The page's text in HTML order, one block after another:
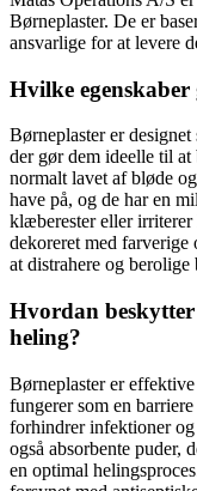
Børneplaster. De er
ansvarlige for at levere
Hvilke
Børneplaster er
der gør dem ideelle til at
normalt lavet af bløde
have på, og de har en
klæberester eller irriterer
dekoreret med
at distrahere og
Hvordan
heling?
Børneplaster er
fungerer som en
forhindrer infektioner og
også absorbente puder,
en optimal